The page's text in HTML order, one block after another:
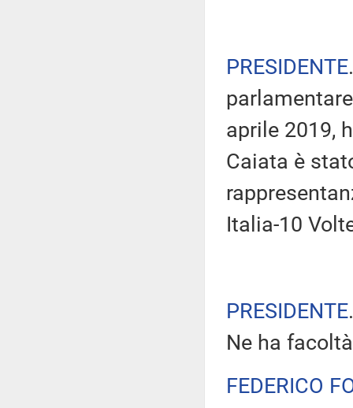
PRESIDENTE
aprile 2019,
Caiata è
Italia-10
PRESIDENTE
Ne ha
FEDERICO